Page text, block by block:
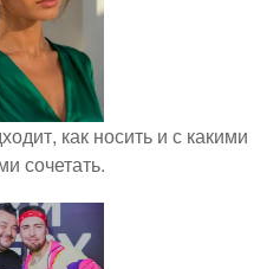
как носить и с какими
сочетать.